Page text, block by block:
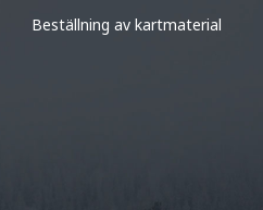
Beställning av kartmaterial